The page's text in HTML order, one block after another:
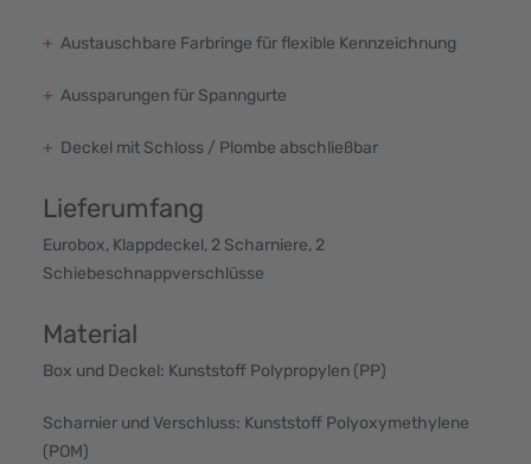
+ Austauschbare Farbringe für flexible Kennzeichnung
+ Aussparungen für Spanngurte
+ Deckel mit Schloss / Plombe abschließbar
Lieferumfang
Eurobox, Klappdeckel, 2 Scharniere, 2
Schiebeschnappverschlüsse
Material
Box und Deckel: Kunststoff Polypropylen (PP)
Scharnier und Verschluss: Kunststoff Polyoxymethylene
(POM)